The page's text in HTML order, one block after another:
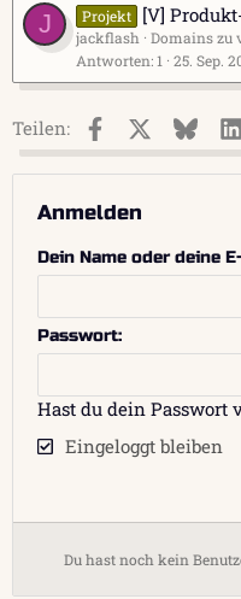
J Projekt [V]
jackflash
Domains zu
Antworten 1 25. Sep.
Teilen: FacebookX (Twitter)
Anmelden
Dein Name oder deine
Passwort
Hast du dein Passwort
Eingeloggt bleiben
Du hast noch kein